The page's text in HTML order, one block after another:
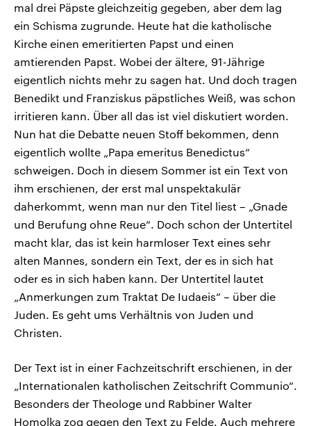
mal drei Päpste gleichzeitig gegeben, aber dem lag
ein Schisma zugrunde. Heute hat die katholische
Kirche einen emeritierten Papst und einen
amtierenden Papst. Wobei der ältere, 91-Jährige
eigentlich nichts mehr zu sagen hat. Und doch tragen
Benedikt und Franziskus päpstliches Weiß, was schon
irritieren kann. Über all das ist viel diskutiert worden.
Nun hat die Debatte neuen Stoff bekommen, denn
eigentlich wollte „Papa emeritus Benedictus“
schweigen. Doch in diesem Sommer ist ein Text von
ihm erschienen, der erst mal unspektakulär
daherkommt, wenn man nur den Titel liest – „Gnade
und Berufung ohne Reue“. Doch schon der Untertitel
macht klar, das ist kein harmloser Text eines sehr
alten Mannes, sondern ein Text, der es in sich hat
oder es in sich haben kann. Der Untertitel lautet
„Anmerkungen zum Traktat De Iudaeis“ – über die
Juden. Es geht ums Verhältnis von Juden und
Christen.
Der Text ist in einer Fachzeitschrift erschienen, in der
„Internationalen katholischen Zeitschrift Communio“.
Besonders der Theologe und Rabbiner Walter
Homolka zog gegen den Text zu Felde. Auch mehrere